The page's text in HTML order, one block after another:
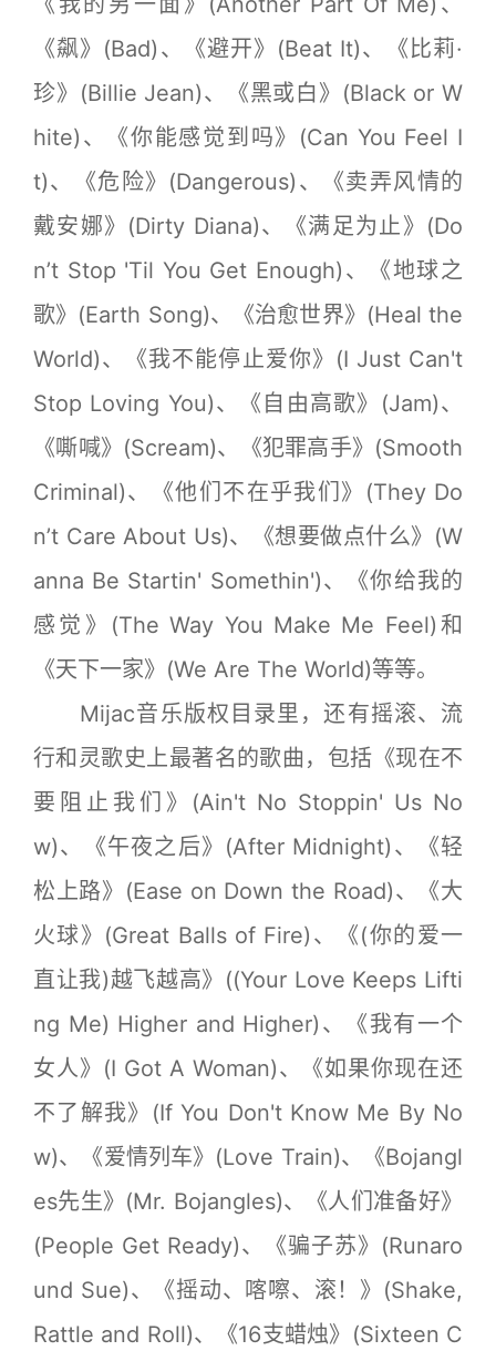
《飙》(Bad)、《避开》(Beat It)、《比莉·
珍》(Billie Jean)、《黑或白》(Black or W
hite)、《你能感觉到吗》(Can You Feel I
t)、《危险》(Dangerous)、《卖弄风情的
戴安娜》(Dirty Diana)、《满足为止》(Do
n’t Stop 'Til You Get Enough)、《地球之
歌》(Earth Song)、《治愈世界》(Heal the
World)、《我不能停止爱你》(I Just Can't
Stop Loving You)、《自由高歌》(Jam)、
《嘶喊》(Scream)、《犯罪高手》(Smooth
Criminal)、《他们不在乎我们》(They Do
n’t Care About Us)、《想要做点什么》(W
anna Be Startin' Somethin')、《你给我的
感觉》(The Way You Make Me Feel)和
《天下一家》(We Are The World)等等。
Mijac音乐版权目录里，还有摇滚、流
行和灵歌史上最著名的歌曲，包括《现在不
要阻止我们》(Ain't No Stoppin' Us No
w)、《午夜之后》(After Midnight)、《轻
松上路》(Ease on Down the Road)、《大
火球》(Great Balls of Fire)、《(你的爱一
直让我)越飞越高》((Your Love Keeps Lifti
ng Me) Higher and Higher)、《我有一个
女人》(I Got A Woman)、《如果你现在还
不了解我》(If You Don't Know Me By No
w)、《爱情列车》(Love Train)、《Bojangl
es先生》(Mr. Bojangles)、《人们准备好》
(People Get Ready)、《骗子苏》(Runaro
und Sue)、《摇动、喀嚓、滚！》(Shake,
Rattle and Roll)、《16支蜡烛》(Sixteen C